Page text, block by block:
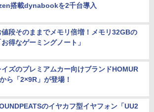
搭載dynabookを2千台導入
値段そのままでメモリ倍増！メモリ32GBの
お得なゲーミングノート」
イズのプレミアムカー向けブランドHOMUR
ら「2×9R」が登場！
のイヤカフ型イヤフォン「UU2